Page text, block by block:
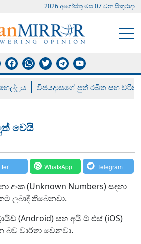
2026 අගෝස්‍තු මස 07 වන සිකුරාදා
විජයදාසගේ පුත් රඛිත සහ චරිත්
වෙයි
WhatsApp Telegram
(Unknown Numbers) සඳහා
ලබාදී තිබෙනවා.
(Android) සහ අයි ඕ එස් (iOS)
බව වාර්තා වෙනවා.